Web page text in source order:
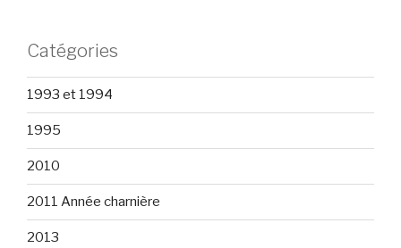
Catégories
1993 et 1994
1995
2010
2011 Année charnière
2013